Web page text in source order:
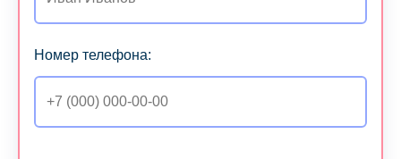
Номер телефона: